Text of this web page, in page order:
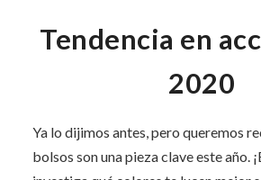
Tendencia en
2020
Ya lo dijimos antes, pero queremos
bolsos son una pieza clave este año.